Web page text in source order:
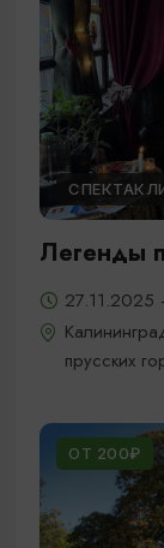
Легенды
27.11.2025
прусских
ОТ 200₽